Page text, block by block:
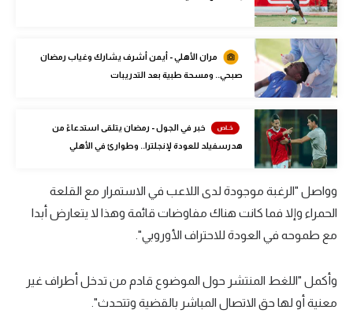
في المونديال
رياضة نسائية
آسيا
أمريكا
ركن الألعاب
أقسام خاصة
Gamers
تحقيق في الجول
مران الأهلي - أيمن أشرف يشارك وغياب رمضان
صبحي.. ومسحة طبية بعد التدريبات
خبر في الجول - رمضان يتلقى استدعاءً من
هدرسفيلد للعودة لإنجلترا.. وطوارئ في الأهلي
وواصل "الرغبة موجودة لدى اللاعب في الاستمرار مع القلعة
الحمراء وإلا فما كانت هناك مفاوضات قائمة وهذا لا يتعارض أبدا
مع طموحه في العودة للاحتراف الأوروبي".
وأكمل "اللغط المنتشر حول الموضوع قادم من تدخل أطراف غير
معنية أو لها حق الاتصال المباشر بالقضية وتتحدث".